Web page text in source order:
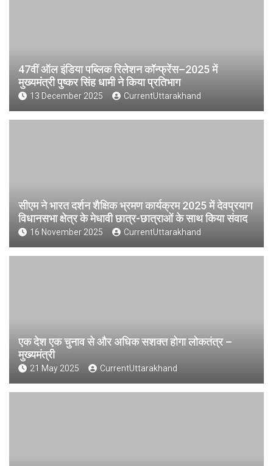
47वीं ऑल इंडिया पब्लिक रिलेशन कॉन्फ्रेंस–2025 में
मुख्यमंत्री पुष्कर सिंह धामी ने किया प्रतिभाग
13 December 2025 CurrentUttarakhand
सीएम ने भारत दर्शन शैक्षिक भ्रमण कार्यक्रम 2025 में देवप्रयाग
विधानसभा क्षेत्र के मेधावी छात्र-छात्राओं के साथ किया संवाद
16 November 2025 CurrentUttarakhand
एक देश एक चुनाव से और अधिक सशक्त होगा लोकतंत्र –
मुख्यमंत्री
21 May 2025 CurrentUttarakhand